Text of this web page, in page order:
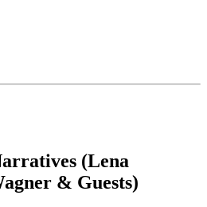
(Lena
& Guests)